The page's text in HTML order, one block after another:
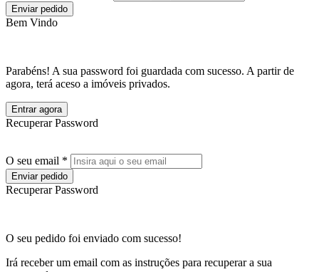
Enviar pedido
Bem Vindo
Parabéns! A sua password foi guardada com sucesso. A partir de
agora, terá aceso a imóveis privados.
Entrar agora
Recuperar Password
O seu email *
Enviar pedido
Recuperar Password
O seu pedido foi enviado com sucesso!
Irá receber um email com as instruções para recuperar a sua